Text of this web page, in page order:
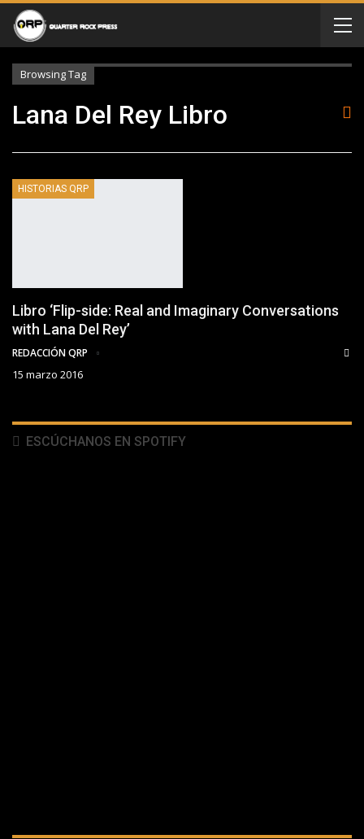
Browsing Tag
Lana Del Rey Libro
HISTORIAS QRP
Libro ‘Flip-side: Real and Imaginary Conversations
with Lana Del Rey’
REDACCIÓN QRP
15 marzo 2016
ESCÚCHANOS EN SPOTIFY